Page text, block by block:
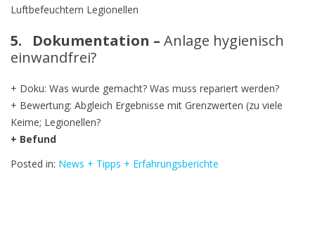
Luftbefeuchtern Legionellen
5. Dokumentation – Anlage hygienisch
einwandfrei?
+ Doku: Was wurde gemacht? Was muss repariert werden?
+ Bewertung: Abgleich Ergebnisse mit Grenzwerten (zu viele
Keime; Legionellen?
+ Befund
Posted in: News + Tipps + Erfahrungsberichte